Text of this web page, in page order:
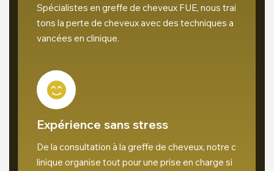
Spécialistes en greffe de cheveux FUE, nous trai
tons la perte de cheveux avec des techniques a
vancées en clinique.
Expérience sans stress
De la consultation à la greffe de cheveux, notre c
linique organise tout pour une prise en charge si